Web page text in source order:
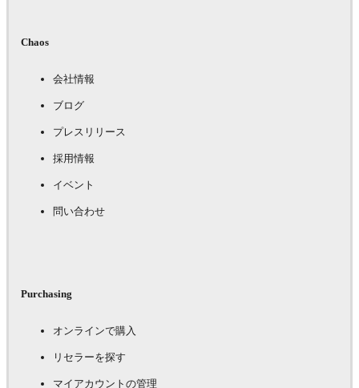
Chaos
会社情報
ブログ
プレスリリース
採用情報
イベント
問い合わせ
Purchasing
オンラインで購入
リセラーを探す
マイアカウントの管理